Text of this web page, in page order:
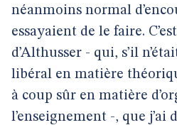
néanmoins normal
essayaient de le faire.
d’Althusser - qui, s’il
libéral en matière
à coup sûr en matière
l’enseignement -, que j’ai